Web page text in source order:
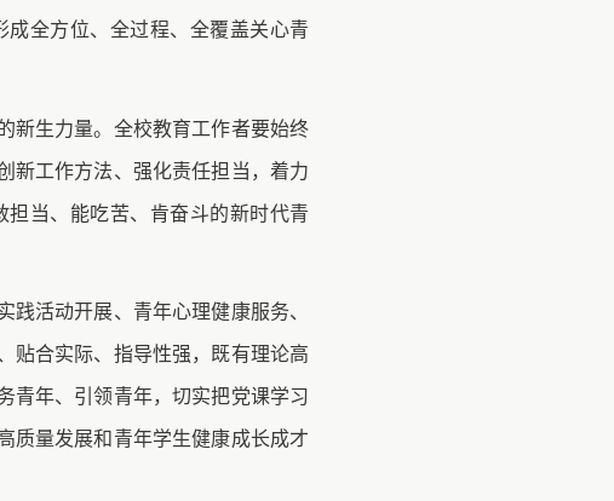
全方位、全过程、全覆盖关心青
新生力量。全校教育工作者要始终
新工作方法、强化责任担当，着力
当、能吃苦、肯奋斗的新时代青
活动开展、青年心理健康服务、
贴合实际、指导性强，既有理论高
青年、引领青年，切实把党课学习
质量发展和青年学生健康成长成才